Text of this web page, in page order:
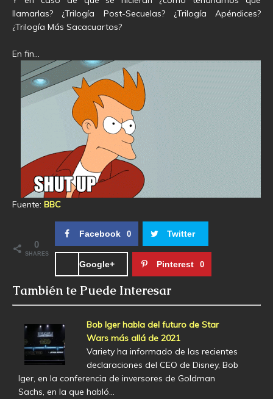
llamarlas? ¿Trilogía Post-Secuelas? ¿Trilogía Apéndices?
¿Trilogía Más Sacacuartos?
En fin…
Fuente: BBC
0
SHARES
Facebook 0 Twitter
Google+ Pinterest 0
También te Puede Interesar
Bob Iger habla del futuro de Star
Wars más allá de 2021
Variety ha informado de las recientes
declaraciones del CEO de Disney, Bob
Iger, en la conferencia de inversores de Goldman
Sachs, en la que habló…